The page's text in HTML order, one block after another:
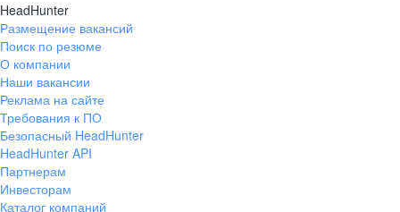
HeadHunter
Размещение вакансий
Поиск по резюме
О компании
Наши вакансии
Реклама на сайте
Требования к ПО
Безопасный HeadHunter
HeadHunter API
Партнерам
Инвесторам
Каталог компаний